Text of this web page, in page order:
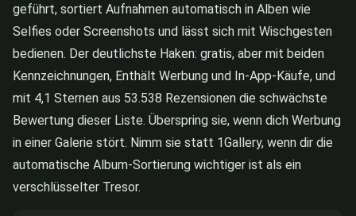
geführt, sortiert Aufnahmen automatisch in Alben wie
Selfies oder Screenshots und lässt sich mit Wischgesten
bedienen. Der deutlichste Haken: gratis, aber mit beiden
Kennzeichnungen, Enthält Werbung und In-App-Käufe, und
mit 4,1 Sternen aus 53.538 Rezensionen die schwächste
Bewertung dieser Liste. Überspring sie, wenn dich Werbung
in einer Galerie stört. Nimm sie statt 1Gallery, wenn dir die
automatische Album-Sortierung wichtiger ist als ein
verschlüsselter Tresor.